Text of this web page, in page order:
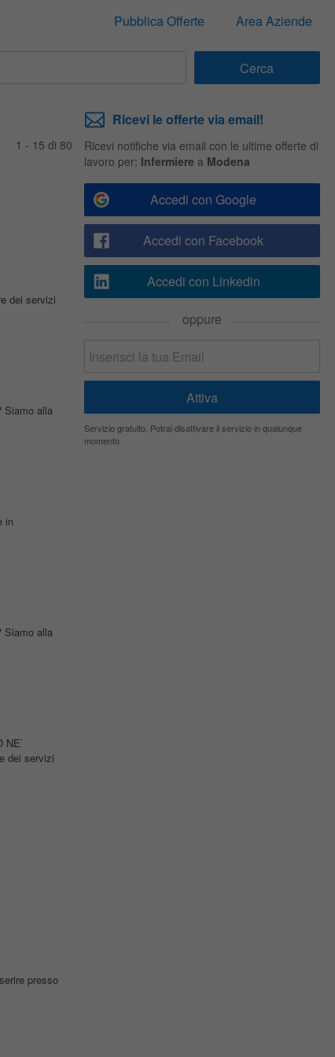
Pubblica Offerte Area Aziende
1 - 15 di 80
dei servizi
Siamo alla
in
Siamo alla
NE`
dei servizi
presso
Ricevi le offerte via email!
Ricevi notifiche via email con le ultime offerte di
lavoro per: Infermiere a Modena
Accedi con Google
Accedi con Facebook
Accedi con Linkedin
oppure
Servizio gratuito. Potrai disattivare il servizio in qualunque
momento